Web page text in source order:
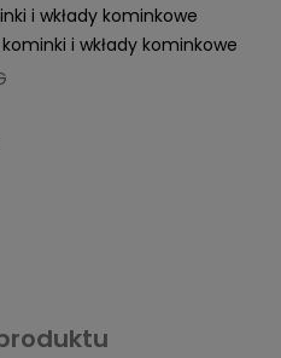
i wkłady kominkowe
i wkłady kominkowe